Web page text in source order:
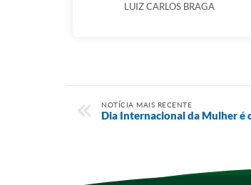
LUIZ CARLOS BRAGA
NOTÍCIA MAIS RECENTE
Dia Internacional da Mulher é